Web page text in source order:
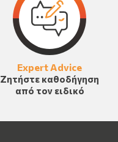
Expert Advice
Ζητήστε καθοδήγηση
από τον ειδικό